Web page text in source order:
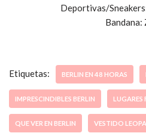
Deportivas/
Bandana:
Etiquetas: BERLIN EN 48 HORAS
IMPRESCINDIBLES BERLIN LUGARES
QUE VER EN BERLIN VESTIDO